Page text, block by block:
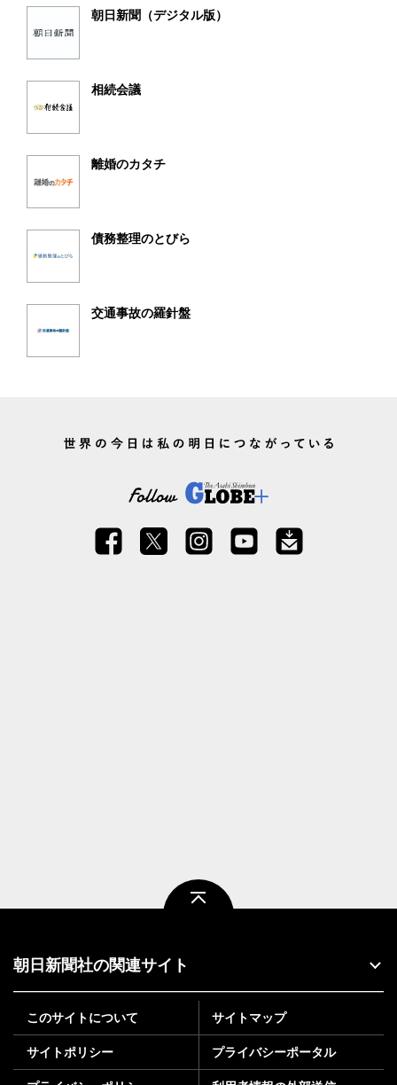
朝日新聞（デジタル版）
相続会議
離婚のカタチ
債務整理のとびら
交通事故の羅針盤
朝日新聞社の関連サイト
このサイトについて サイトマップ
サイトポリシー プライバシーポータル